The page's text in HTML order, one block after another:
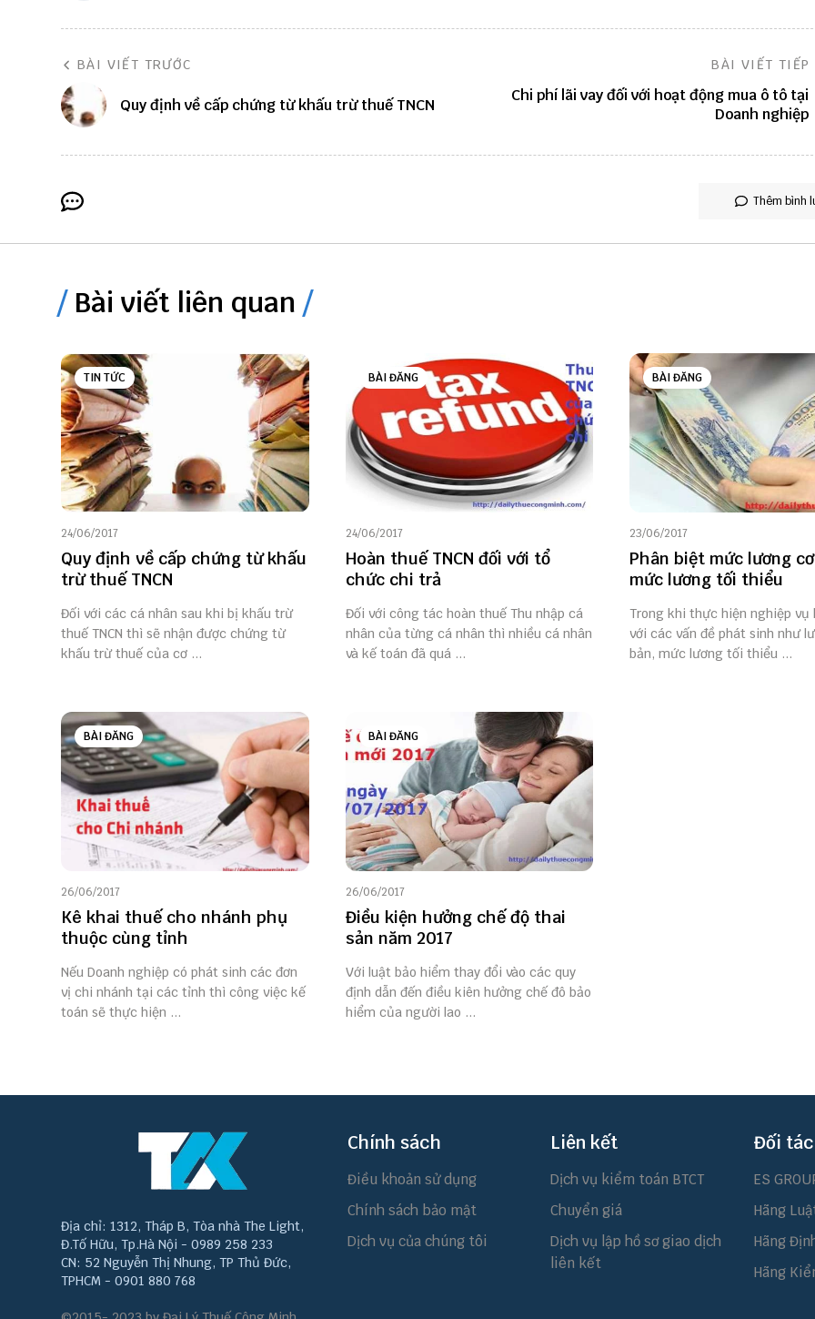
BÀI VIẾT TRƯỚC
Quy định về cấp chứng từ khấu trừ thuế TNCN
BÀI VIẾT TIẾP
Chi phí lãi vay đối với hoạt động mua ô tô tại
Doanh nghiệp
Thêm bình
Bài viết liên quan
TIN TỨC
24/06/2017
Quy định về cấp chứng từ khấu
trừ thuế TNCN
Đối với các cá nhân sau khi bị khấu trừ
thuế TNCN thì sẽ nhận được chứng từ
khấu trừ thuế của cơ ...
BÀI ĐĂNG
24/06/2017
Hoàn thuế TNCN đối với tổ
chức chi trả
Đối với công tác hoàn thuế Thu nhập cá
nhân của từng cá nhân thì nhiều cá nhân
và kế toán đã quá ...
BÀI ĐĂNG
23/06/2017
Phân biệt mức lương
mức lương tối thiểu
Trong khi thực hiện nghiệp vụ
với các vấn đề phát sinh như
bản, mức lương tối thiểu ...
BÀI ĐĂNG
26/06/2017
Kê khai thuế cho nhánh phụ
thuộc cùng tỉnh
Nếu Doanh nghiệp có phát sinh các đơn
vị chi nhánh tại các tỉnh thì công việc kế
toán sẽ thực hiện ...
BÀI ĐĂNG
26/06/2017
Điều kiện hưởng chế độ thai
sản năm 2017
Với luật bảo hiểm thay đổi vào các quy
định dẫn đến điều kiên hưởng chế đô bảo
hiểm của người lao ...
Địa chỉ: 1312, Tháp B, Tòa nhà The Light,
Đ.Tố Hữu, Tp.Hà Nội - 0989 258 233
CN: 52 Nguyễn Thị Nhung, TP Thủ Đức,
TPHCM - 0901 880 768
Chính sách
Điều khoản sử dụng
Chính sách bảo mật
Dịch vụ của chúng tôi
Liên kết
Dịch vụ kiểm toán BTCT
Chuyển giá
Dịch vụ lập hồ sơ giao dịch
liên kết
Đối tác
ES
Hãng
Hãng
Hãng